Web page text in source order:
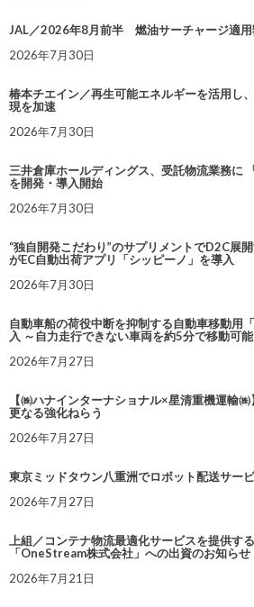
JAL／2026年8月前半 燃油サーチャージ適用
2026年7月30日
椿本チエイン／再生可能エネルギーを活用し
現を加速
2026年7月30日
三井倉庫ホールディングス、受託物流業務に
を開発・導入開始
2026年7月30日
“独自開発こだわり”のサプリメントでD2C展
がEC自動出荷アプリ「シッピーノ」を導入
2026年7月30日
自動車船の荷役中断を抑制する自動車移動用
入 ～自力走行できない車両を約5分で移動可
2026年7月27日
【㈱ハナインターナショナル×星清重機運輸
更なる強化ねらう
2026年7月27日
東京ミッドタウン八重洲でロボット配送サー
2026年7月27日
上組／コンテナ物流最適化サービスを提供す
「OneStream株式会社」への出資のお知らせ
2026年7月21日